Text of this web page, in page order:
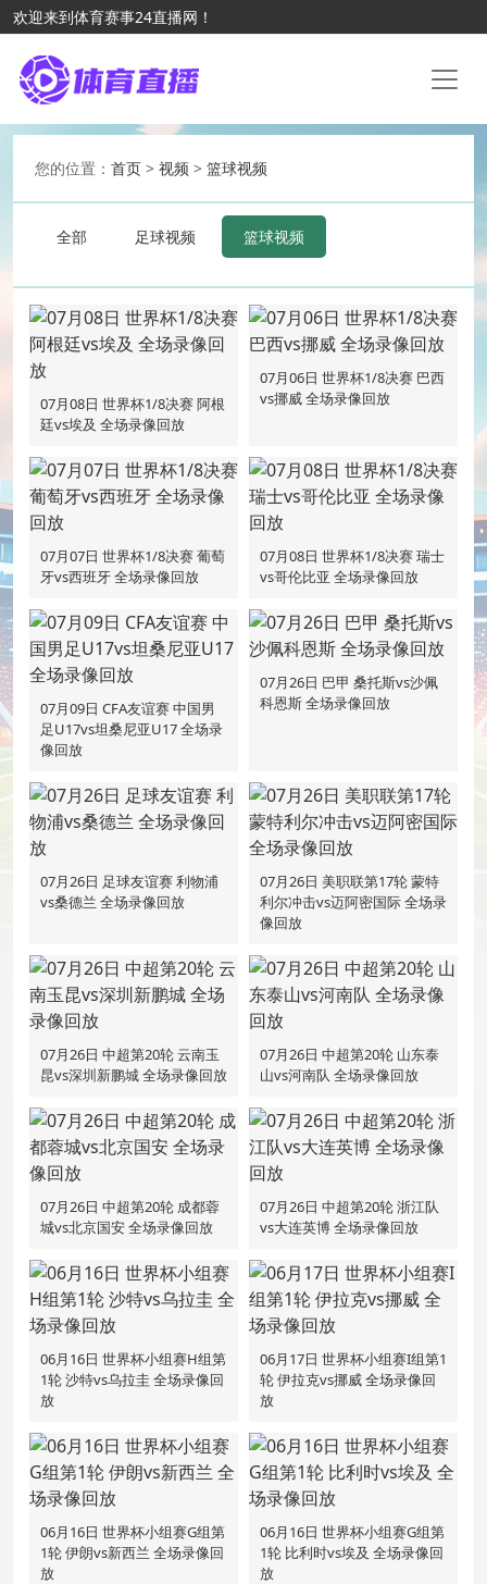
欢迎来到体育赛事24直播网！
您的位置： 首页 > 视频 > 篮球视频
全部 足球视频 篮球视频
07月08日 世界杯1/8决赛 阿根
廷vs埃及 全场录像回放
07月06日 世界杯1/8决赛 巴西
vs挪威 全场录像回放
07月07日 世界杯1/8决赛 葡萄
牙vs西班牙 全场录像回放
07月08日 世界杯1/8决赛 瑞士
vs哥伦比亚 全场录像回放
07月09日 CFA友谊赛 中国男
足U17vs坦桑尼亚U17 全场录
像回放
07月26日 巴甲 桑托斯vs沙佩
科恩斯 全场录像回放
07月26日 足球友谊赛 利物浦
vs桑德兰 全场录像回放
07月26日 美职联第17轮 蒙特
利尔冲击vs迈阿密国际 全场录
像回放
07月26日 中超第20轮 云南玉
昆vs深圳新鹏城 全场录像回放
07月26日 中超第20轮 山东泰
山vs河南队 全场录像回放
07月26日 中超第20轮 成都蓉
城vs北京国安 全场录像回放
07月26日 中超第20轮 浙江队
vs大连英博 全场录像回放
06月16日 世界杯小组赛H组第
1轮 沙特vs乌拉圭 全场录像回
放
06月17日 世界杯小组赛I组第1
轮 伊拉克vs挪威 全场录像回
放
06月16日 世界杯小组赛G组第
1轮 伊朗vs新西兰 全场录像回
放
06月16日 世界杯小组赛G组第
1轮 比利时vs埃及 全场录像回
放